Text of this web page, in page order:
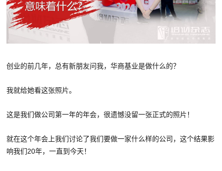
创业的前几年，总有新朋友问我，华商基业是做什么的？
我就给她看这张照片。
这是我们做公司第一年的年会，很遗憾没留一张正式的照片！
就在这个年会上我们讨论了我们要做一家什么样的公司，这个结果影
响我们20年，一直到今天！